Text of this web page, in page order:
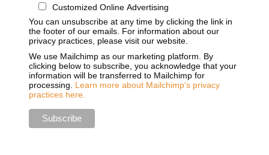
Customized Online Advertising
You can unsubscribe at any time by clicking the link in
the footer of our emails. For information about our
privacy practices, please visit our website.
We use Mailchimp as our marketing platform. By
clicking below to subscribe, you acknowledge that your
information will be transferred to Mailchimp for
processing. Learn more about Mailchimp's privacy
practices here.